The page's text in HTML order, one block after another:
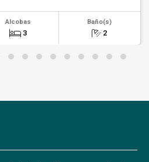
Alcobas
3
Baño(s)
2